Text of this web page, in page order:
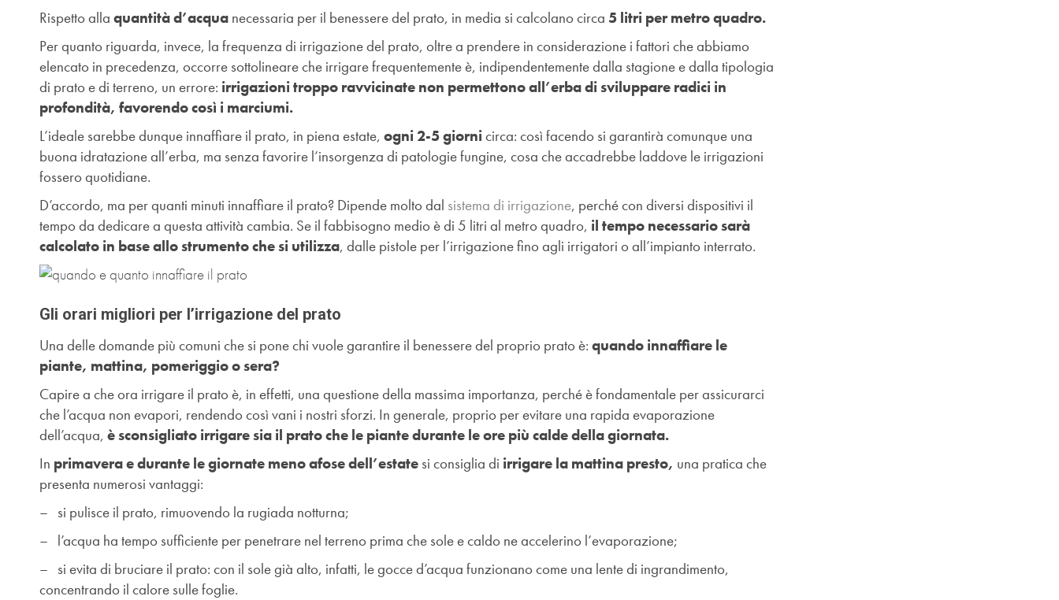
Rispetto alla quantità d’acqua necessaria per il benessere del prato, in media si calcolano circa 5 litri per metro quadro.
Per quanto riguarda, invece, la frequenza di irrigazione del prato, oltre a prendere in considerazione i fattori che abbiamo
elencato in precedenza, occorre sottolineare che irrigare frequentemente è, indipendentemente dalla stagione e dalla tipologia
di prato e di terreno, un errore: irrigazioni troppo ravvicinate non permettono all’erba di sviluppare radici in
profondità, favorendo così i marciumi.
L’ideale sarebbe dunque innaffiare il prato, in piena estate, ogni 2-5 giornicirca: così facendo si garantirà comunque una
buona idratazione all’erba, ma senza favorire l’insorgenza di patologie fungine, cosa che accadrebbe laddove le irrigazioni
fossero quotidiane.
D’accordo, ma per quanti minuti innaffiare il prato? Dipende molto dal sistema di irrigazione, perché con diversi dispositivi il
tempo da dedicare a questa attività cambia. Se il fabbisogno medio è di 5 litri al metro quadro, il tempo necessario sarà
calcolato in base allo strumento che si utilizza, dalle pistole per l’irrigazione fino agli irrigatori o all’impianto interrato.
Gli orari migliori per l’irrigazione del prato
Una delle domande più comuni che si pone chi vuole garantire il benessere del proprio prato è: quando innaffiare le
piante, mattina, pomeriggio o sera?
Capire a che ora irrigare il prato è, in effetti, una questione della massima importanza, perché è fondamentale per assicurarci
che l’acqua non evapori, rendendo così vani i nostri sforzi. In generale, proprio per evitare una rapida evaporazione
dell’acqua, è sconsigliato irrigare sia il prato che le piante durante le ore più calde della giornata.
In primavera e durante le giornate meno afose dell’estate si consiglia di irrigare la mattina presto, una pratica che
presenta numerosi vantaggi:
– si pulisce il prato, rimuovendo la rugiada notturna;
– l’acqua ha tempo sufficiente per penetrare nel terreno prima che sole e caldo ne accelerino l’evaporazione;
– si evita di bruciare il prato: con il sole già alto, infatti, le gocce d’acqua funzionano come una lente di ingrandimento,
concentrando il calore sulle foglie.